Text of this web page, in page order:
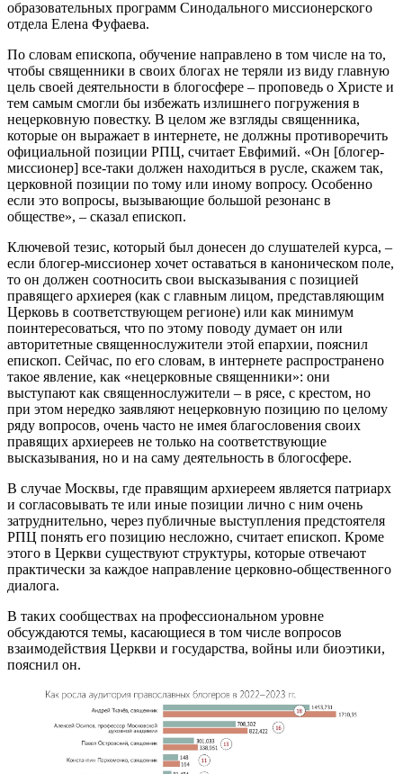
образовательных программ Синодального миссионерского
отдела Елена Фуфаева.
По словам епископа, обучение направлено в том числе на то,
чтобы священники в своих блогах не теряли из виду главную
цель своей деятельности в блогосфере – проповедь о Христе и
тем самым смогли бы избежать излишнего погружения в
нецерковную повестку. В целом же взгляды священника,
которые он выражает в интернете, не должны противоречить
официальной позиции РПЦ, считает Евфимий. «Он [блогер-
миссионер] все-таки должен находиться в русле, скажем так,
церковной позиции по тому или иному вопросу. Особенно
если это вопросы, вызывающие большой резонанс в
обществе», – сказал епископ.
Ключевой тезис, который был донесен до слушателей курса, –
если блогер-миссионер хочет оставаться в каноническом поле,
то он должен соотносить свои высказывания с позицией
правящего архиерея (как с главным лицом, представляющим
Церковь в соответствующем регионе) или как минимум
поинтересоваться, что по этому поводу думает он или
авторитетные священнослужители этой епархии, пояснил
епископ. Сейчас, по его словам, в интернете распространено
такое явление, как «нецерковные священники»: они
выступают как священнослужители – в рясе, с крестом, но
при этом нередко заявляют нецерковную позицию по целому
ряду вопросов, очень часто не имея благословения своих
правящих архиереев не только на соответствующие
высказывания, но и на саму деятельность в блогосфере.
В случае Москвы, где правящим архиереем является патриарх
и согласовывать те или иные позиции лично с ним очень
затруднительно, через публичные выступления предстоятеля
РПЦ понять его позицию несложно, считает епископ. Кроме
этого в Церкви существуют структуры, которые отвечают
практически за каждое направление церковно-общественного
диалога.
В таких сообществах на профессиональном уровне
обсуждаются темы, касающиеся в том числе вопросов
взаимодействия Церкви и государства, войны или биоэтики,
пояснил он.